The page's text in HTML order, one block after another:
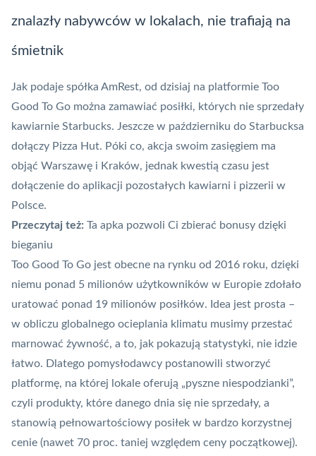
znalazły nabywców w lokalach, nie trafiają na
śmietnik
Jak podaje spółka AmRest, od dzisiaj na platformie Too
Good To Go można zamawiać posiłki, których nie sprzedały
kawiarnie Starbucks. Jeszcze w październiku do Starbucksa
dołączy Pizza Hut. Póki co, akcja swoim zasięgiem ma
objąć Warszawę i Kraków, jednak kwestią czasu jest
dołączenie do aplikacji pozostałych kawiarni i pizzerii w
Polsce.
Przeczytaj też: Ta apka pozwoli Ci zbierać bonusy dzięki
bieganiu
Too Good To Go jest obecne na rynku od 2016 roku, dzięki
niemu ponad 5 milionów użytkowników w Europie zdołało
uratować ponad 19 milionów posiłków. Idea jest prosta –
w obliczu globalnego ocieplania klimatu musimy przestać
marnować żywność, a to, jak pokazują statystyki, nie idzie
łatwo. Dlatego pomysłodawcy postanowili stworzyć
platformę, na której lokale oferują „pyszne niespodzianki”,
czyli produkty, które danego dnia się nie sprzedały, a
stanowią pełnowartościowy posiłek w bardzo korzystnej
cenie (nawet 70 proc. taniej względem ceny początkowej).